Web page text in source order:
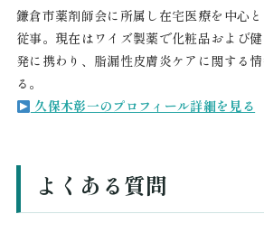
鎌倉市薬剤師会に所属し在宅医療を中心
従事。現在はワイズ製薬で化粧品および
発に携わり、脂漏性皮膚炎ケアに関する
る。
久保木彰一のプロフィール詳細を見る
よくある質問